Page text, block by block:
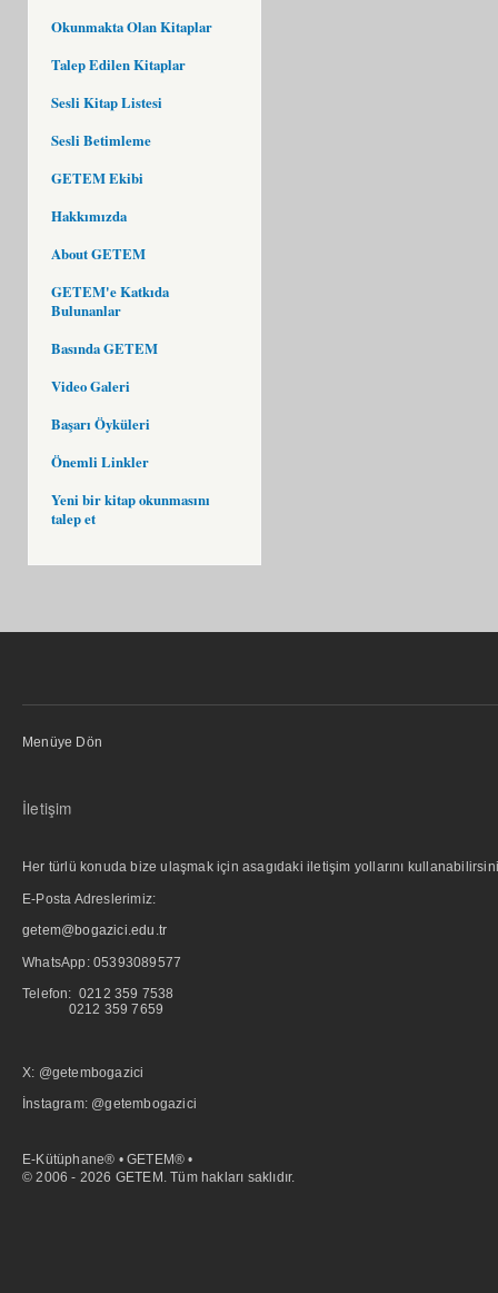
Okunmakta Olan Kitaplar
Talep Edilen Kitaplar
Sesli Kitap Listesi
Sesli Betimleme
GETEM Ekibi
Hakkımızda
About GETEM
GETEM'e Katkıda
Bulunanlar
Basında GETEM
Video Galeri
Başarı Öyküleri
Önemli Linkler
Yeni bir kitap okunmasını
talep et
Menüye Dön
İletişim
Her türlü konuda bize ulaşmak için asagıdaki iletişim yollarını
E-Posta Adreslerimiz:
getem@bogazici.edu.tr
WhatsApp: 05393089577
Telefon: 0212 359 7538
0212 359 7659
X: @getembogazici
İnstagram: @getembogazici
E-Kütüphane® • GETEM® •
© 2006 - 2026 GETEM. Tüm hakları saklıdır.